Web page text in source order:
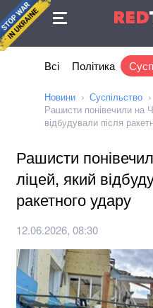
RED
Угода
Всі Політика
Новини
Суспільство
Рашисти понівечили на
відбудували після
Рашисти
ліцей, який
ракетного удару
12.06.2026, 08:30